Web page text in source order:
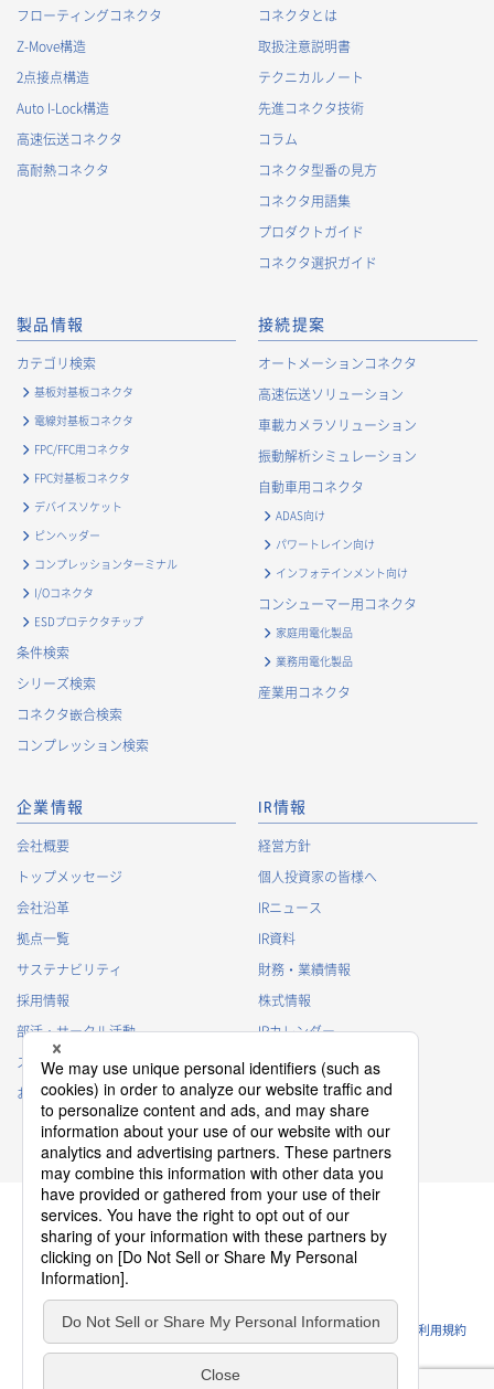
フローティングコネクタ
Z-Move構造
2点接点構造
Auto I-Lock構造
高速伝送コネクタ
高耐熱コネクタ
コネクタとは
取扱注意説明書
テクニカルノート
先進コネクタ技術
コラム
コネクタ型番の見方
コネクタ用語集
プロダクトガイド
コネクタ選択ガイド
製品情報
カテゴリ検索
基板対基板コネクタ
電線対基板コネクタ
FPC/FFC用コネクタ
FPC対基板コネクタ
デバイスソケット
ピンヘッダー
コンプレッションターミナル
I/Oコネクタ
ESDプロテクタチップ
条件検索
シリーズ検索
コネクタ嵌合検索
コンプレッション検索
接続提案
オートメーションコネクタ
高速伝送ソリューション
車載カメラソリューション
振動解析シミュレーション
自動車用コネクタ
ADAS向け
パワートレイン向け
インフォテインメント向け
コンシューマー用コネクタ
家庭用電化製品
業務用電化製品
産業用コネクタ
企業情報
会社概要
トップメッセージ
会社沿革
拠点一覧
サステナビリティ
採用情報
部活・サークル活動
スポンサー活動
お問い合わせ
IR情報
経営方針
個人投資家の皆様へ
IRニュース
IR資料
財務・業績情報
株式情報
IRカレンダー
IRに関するよくあるご質問
IRポリシー
免責事項
プライバシーポリシー
クッキーポリシー
ソーシャルメディアポリシー
ウェブサイトのご利用条件 利用規約